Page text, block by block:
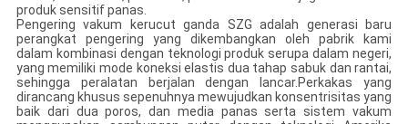
produk sensitif panas.
Pengering vakum kerucut ganda SZG adalah generasi baru
perangkat pengering yang dikembangkan oleh pabrik kami
dalam kombinasi dengan teknologi produk serupa dalam negeri,
yang memiliki mode koneksi elastis dua tahap sabuk dan rantai,
sehingga peralatan berjalan dengan lancar.Perkakas yang
dirancang khusus sepenuhnya mewujudkan konsentrisitas yang
baik dari dua poros, dan media panas serta sistem vakum